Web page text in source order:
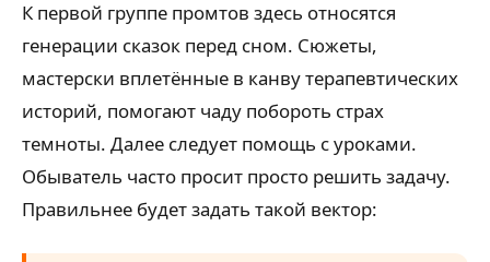
К первой группе промтов здесь относятся
генерации сказок перед сном. Сюжеты,
мастерски вплетённые в канву терапевтических
историй, помогают чаду побороть страх
темноты. Далее следует помощь с уроками.
Обыватель часто просит просто решить задачу.
Правильнее будет задать такой вектор: